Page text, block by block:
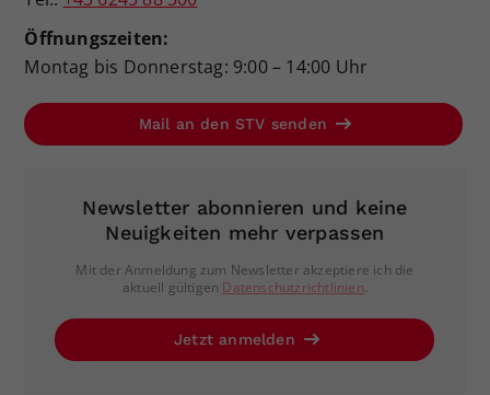
Öffnungszeiten:
Montag bis Donnerstag: 9:00 – 14:00 Uhr
Mail an den STV senden
Newsletter abonnieren und keine
Neuigkeiten mehr verpassen
Mit der Anmeldung zum Newsletter akzeptiere ich die
aktuell gültigen Datenschutzrichtlinien.
Jetzt anmelden